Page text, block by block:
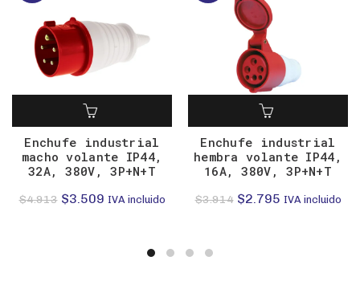
Enchufe industrial
macho volante IP44,
32A, 380V, 3P+N+T
$4.913 El
$3.509ElIVA incluido
Enchufe industrial
hembra volante IP44,
16A, 380V, 3P+N+T
$3.914 El
$2.795ElIVA incluido